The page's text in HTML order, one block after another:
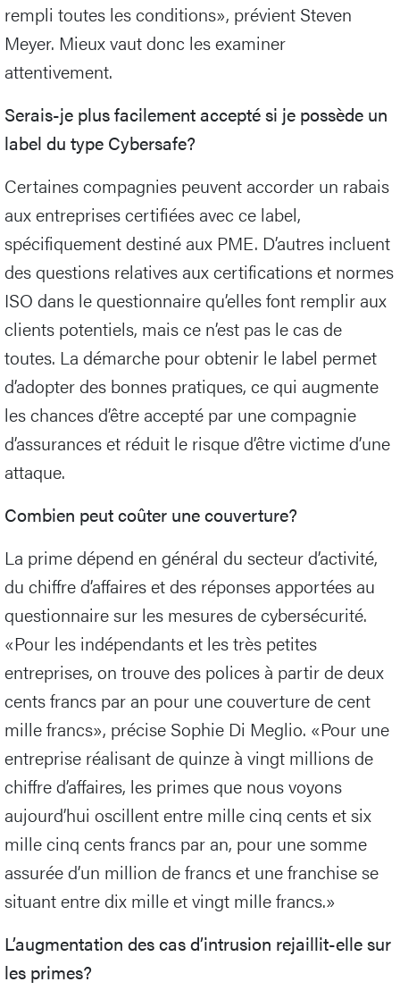
rempli toutes les conditions», prévient Steven
Meyer. Mieux vaut donc les examiner
attentivement.
Serais-je plus facilement accepté si je possède un
label du type Cybersafe?
Certaines compagnies peuvent accorder un rabais
aux entreprises certifiées avec ce label,
spécifiquement destiné aux PME. D’autres incluent
des questions relatives aux certifications et normes
ISO dans le questionnaire qu’elles font remplir aux
clients potentiels, mais ce n’est pas le cas de
toutes. La démarche pour obtenir le label permet
d’adopter des bonnes pratiques, ce qui augmente
les chances d’être accepté par une compagnie
d’assurances et réduit le risque d’être victime d’une
attaque.
Combien peut coûter une couverture?
La prime dépend en général du secteur d’activité,
du chiffre d’affaires et des réponses apportées au
questionnaire sur les mesures de cybersécurité.
«Pour les indépendants et les très petites
entreprises, on trouve des polices à partir de deux
cents francs par an pour une couverture de cent
mille francs», précise Sophie Di Meglio. «Pour une
entreprise réalisant de quinze à vingt millions de
chiffre d’affaires, les primes que nous voyons
aujourd’hui oscillent entre mille cinq cents et six
mille cinq cents francs par an, pour une somme
assurée d’un million de francs et une franchise se
situant entre dix mille et vingt mille francs.»
L’augmentation des cas d’intrusion rejaillit-elle sur
les primes?